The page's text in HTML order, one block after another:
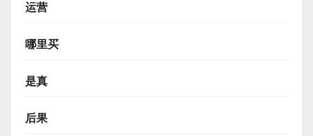
运营
哪里买
是真
后果